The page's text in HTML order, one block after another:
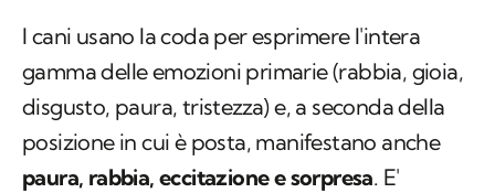
I cani usano la coda per esprimere l'intera
gamma delle emozioni primarie (rabbia, gioia,
disgusto, paura, tristezza) e, a seconda della
posizione in cui è posta, manifestano anche
paura, rabbia, eccitazione e sorpresa. E'